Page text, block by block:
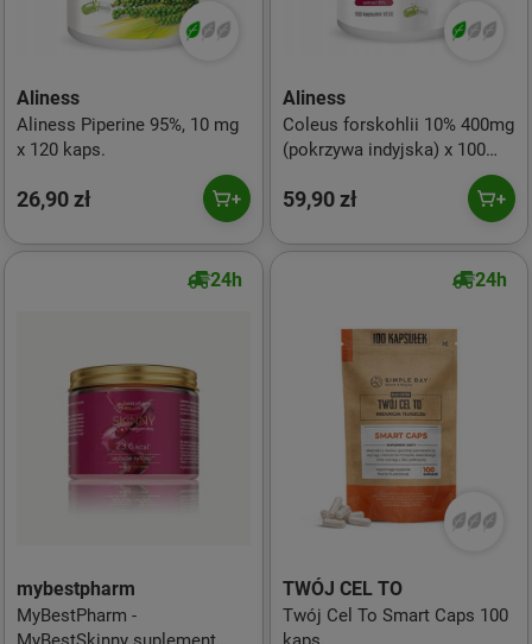
Aliness
Aliness Piperine 95%, 10 mg
x 120 kaps.
26,90 zł
Aliness
Coleus forskohlii 10% 400mg
(pokrzywa indyjska) x 100
59,90 zł
24h
mybestpharm
MyBestPharm -
24h
TWÓJ CEL TO
Twój Cel To Smart Caps 100